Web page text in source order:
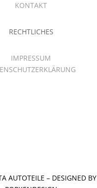
KONTAKT
RECHTLICHES
IMPRESSUM
AUTOTEILE – DESIGNED BY